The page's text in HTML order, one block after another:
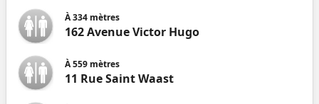
À334 mètres
162 Avenue Victor Hugo
À559 mètres
11 Rue Saint Waast